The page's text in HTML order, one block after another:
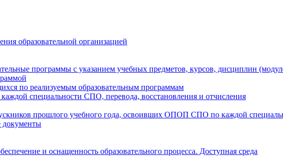
образовательной организацией
программы с указанием учебных предметов, курсов, дисциплин
по реализуемым образовательным программам
каждой специальности СПО, перевода, восстановления и отчисления
прошлого учебного года, освоивших ОПОП СПО по каждой
документы
и оснащенность образовательного процесса. Доступная среда